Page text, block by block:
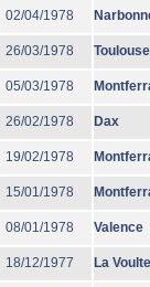
02/04/1978
26/03/1978 Toulouse
05/03/1978
26/02/1978 Dax
19/02/1978
15/01/1978
08/01/1978 Valence
18/12/1977 La Voulte